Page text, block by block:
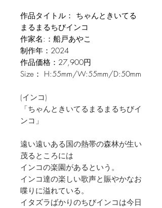
作品タイトル： ちゃんときいてる
まるまるちびインコ
作家名:：船戸あやこ
制作年：2024
作品価格：27,900円
Size： H:55mm/W:55mm/D:50mm
(インコ)
「ちゃんときいてるまるまるちびイ
ンコ」
遠い遠いある国の熱帯の森林が生い
茂るところには
インコの楽園があるという。
インコ達の楽しい歌声と賑やかなお
喋りに溢れている。
イタズラばかりのちびインコは今日